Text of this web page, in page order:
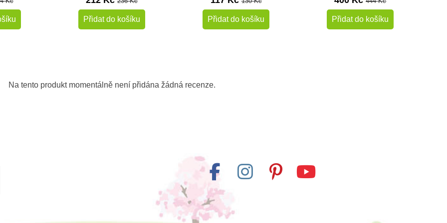
Přidat do košíku Přidat do košíku Přidat do košíku
Skladem
Safari Ltd. Velryba
grónská
Na tento produkt momentálně není přidána žádná recenze.